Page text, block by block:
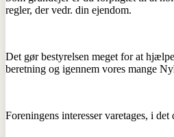
regler, der vedr. din ejendom.
Det gør bestyrelsen meget for at
beretning og igennem vores mange
Foreningens interesser varetages, i det